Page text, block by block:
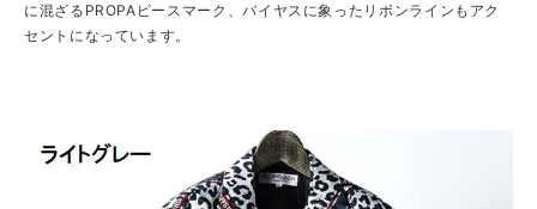
に混ざるPROPAピースマーク、バイヤスに象ったリボンラインもアク
セントになっています。